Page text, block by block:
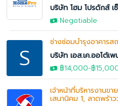
บริษัท โฮม โปรดักส์ เ
Negotiable
S
ช่างซ่อมบำรุงอาคารส
บริษัท เอส.เค.ออโต้เ
฿14,000-฿
เจ้าหน้าที่บริหารงานข
เสนานิคม 1, ลาดพร้า